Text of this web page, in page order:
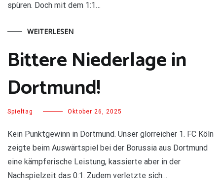
spüren. Doch mit dem 1:1…
WEITERLESEN
Bittere Niederlage in
Dortmund!
Spieltag Oktober 26, 2025
Kein Punktgewinn in Dortmund. Unser glorreicher 1. FC Köln
zeigte beim Auswärtspiel bei der Borussia aus Dortmund
eine kämpferische Leistung, kassierte aber in der
Nachspielzeit das 0:1. Zudem verletzte sich…